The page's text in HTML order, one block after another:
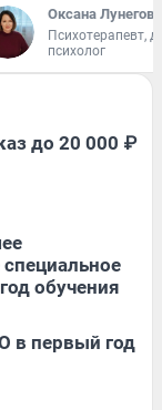
Оксана Лунегова
Психотерапевт,
психолог
до 20 000 ₽
обучения
в первый год